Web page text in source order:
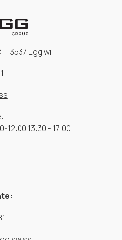
3537 Eggiwil
12:00 13:30 - 17:00